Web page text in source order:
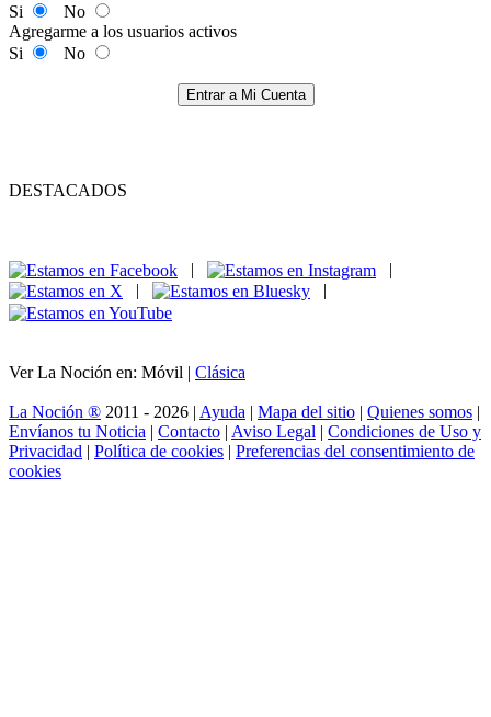
Si
No
Agregarme a los usuarios activos
Si
No
Entrar a Mi Cuenta
DESTACADOS
|
|
|
|
Ver La Noción en: Móvil | Clásica
La Noción ® 2011 - 2026 | Ayuda | Mapa del sitio | Quienes somos |
Envíanos tu Noticia | Contacto | Aviso Legal | Condiciones de Uso y
Privacidad | Política de cookies | Preferencias del consentimiento de
cookies